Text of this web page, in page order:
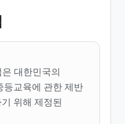
대한민국의
등교육에 관한 제반
위해 제정된